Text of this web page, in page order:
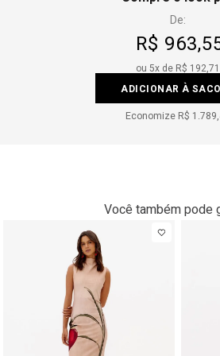
De:
R$
ou 5x de R$ 192,71
ADICIONAR À
Economize R$
Você também pode